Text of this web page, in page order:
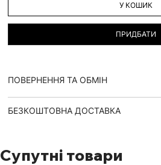
У КОШИК
ПРИДБАТИ
ПОВЕРНЕННЯ ТА ОБМІН
БЕЗКОШТОВНА ДОСТАВКА
Супутні товари